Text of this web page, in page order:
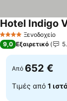
4 ΑστέριαΞενοδοχείο
Hotel Indigo
9,0 Εξαιρετικό
Από 652 €
Τιμές από 1